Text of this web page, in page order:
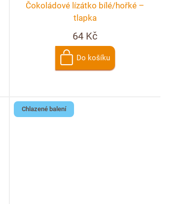
Čokoládové lízátko bílé/hořké –
tlapka
64 Kč
Do košíku
Chlazené balení